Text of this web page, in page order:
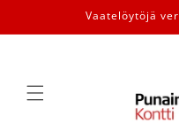
sisältöön
Vaatelöytöjä